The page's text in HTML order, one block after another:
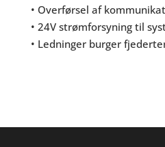
• Overførsel af
• 24V strømforsyning til
• Ledninger burger